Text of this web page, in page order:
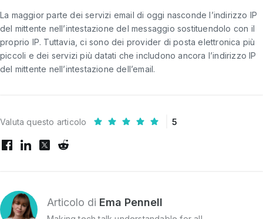
La maggior parte dei servizi email di oggi nasconde l’indirizzo IP
del mittente nell’intestazione del messaggio sostituendolo con il
proprio IP. Tuttavia, ci sono dei provider di posta elettronica più
piccoli e dei servizi più datati che includono ancora l’indirizzo IP
del mittente nell’intestazione dell’email.
Valuta questo articolo 5
Articolo di Ema Pennell